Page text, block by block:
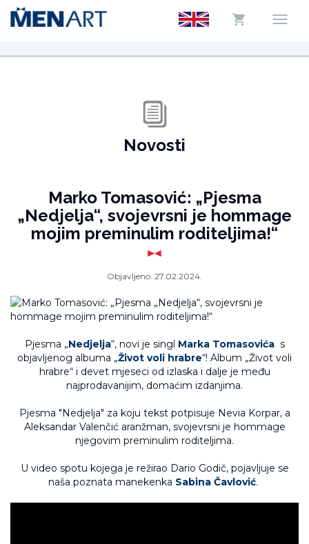
Novosti
Marko Tomasović: „Pjesma
„Nedjelja“, svojevrsni je hommage
mojim preminulim roditeljima!“
Objavljeno: 27.02.2024.
Pjesma „Nedjelja“, novi je singl Marka Tomasovićas
objavljenog albuma „Život voli hrabre“! Album „Život voli
hrabre“ i devet mjeseci od izlaska i dalje je među
najprodavanijim, domaćim izdanjima.
Pjesma "Nedjelja" za koju tekst potpisuje Nevia Korpar, a
Aleksandar Valenčić aranžman, svojevrsni je hommage
njegovim preminulim roditeljima.
U video spotu kojega je režirao Dario Godič, pojavljuje se
naša poznata manekenka Sabina Čavlović.